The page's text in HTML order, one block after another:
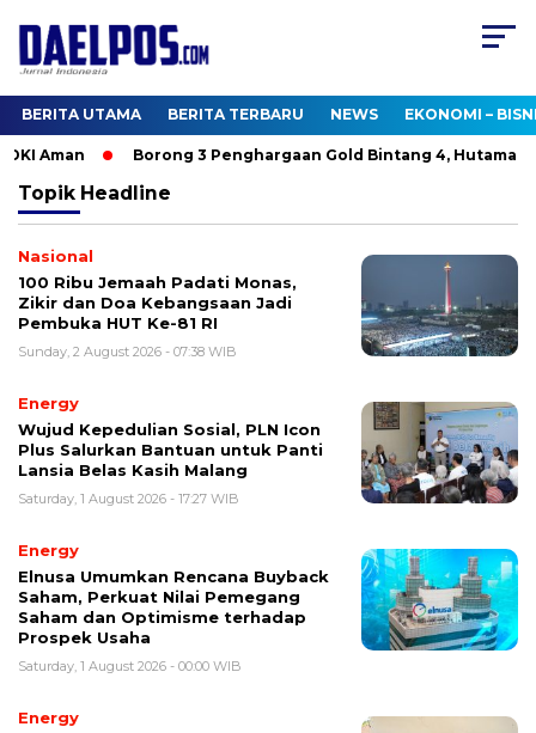
BERITA UTAMA BERITA TERBARU NEWS EKONOMI –
Aman Borong 3 Penghargaan Gold Bintang 4, Hutama
Topik Headline
Nasional
100 Ribu Jemaah Padati Monas,
Zikir dan Doa Kebangsaan Jadi
Pembuka HUT Ke-81 RI
Sunday, 2 August 2026 - 07:38 WIB
Energy
Wujud Kepedulian Sosial, PLN Icon
Plus Salurkan Bantuan untuk Panti
Lansia Belas Kasih Malang
Saturday, 1 August 2026 - 17:27 WIB
Energy
Elnusa Umumkan Rencana Buyback
Saham, Perkuat Nilai Pemegang
Saham dan Optimisme terhadap
Prospek Usaha
Saturday, 1 August 2026 - 00:00 WIB
Energy